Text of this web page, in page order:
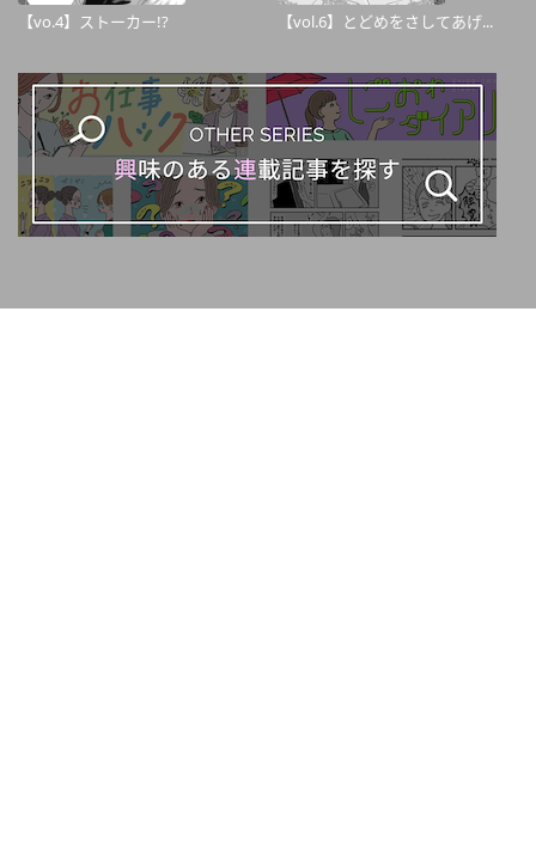
【vo.4】ストーカー!? 【vol.6】とどめをさしてあげ...